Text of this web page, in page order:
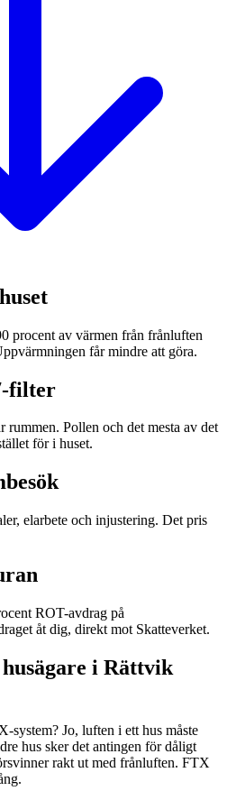
procent av värmen från frånluften
får mindre att göra.
filter
Pollen och det mesta av det
för i huset.
elarbete och injustering. Det pris
ROT-avdrag på
åt dig, direkt mot Skatteverket.
i Rättvik
system? Jo, luften i ett hus måste
hus sker det antingen för dåligt
rakt ut med frånluften. FTX